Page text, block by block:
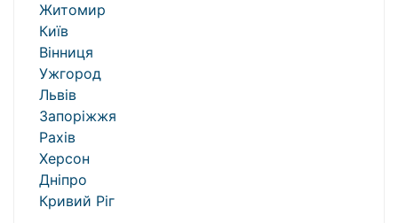
Житомир
Київ
Вінниця
Ужгород
Львів
Запоріжжя
Рахів
Херсон
Дніпро
Кривий Ріг